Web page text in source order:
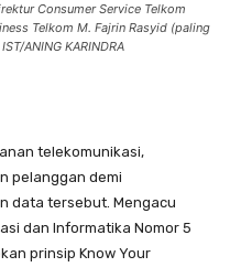
Consumer Service Telkom
Telkom M. Fajrin Rasyid (paling
ANING KARINDRA
telekomunikasi,
pelanggan demi
data tersebut. Mengacu
dan Informatika Nomor 5
prinsip Know Your